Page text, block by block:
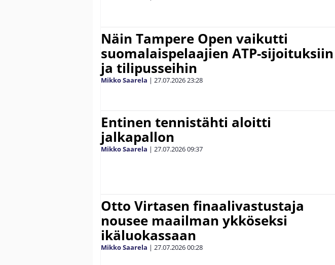
Näin Tampere Open vaikutti
suomalaispelaajien ATP-sijoituksiin
ja tilipusseihin
Mikko Saarela | 27.07.202623:28
Entinen tennistähti aloitti
jalkapallon
Mikko Saarela | 27.07.202609:37
Otto Virtasen finaalivastustaja
nousee maailman ykköseksi
ikäluokassaan
Mikko Saarela | 27.07.202600:28